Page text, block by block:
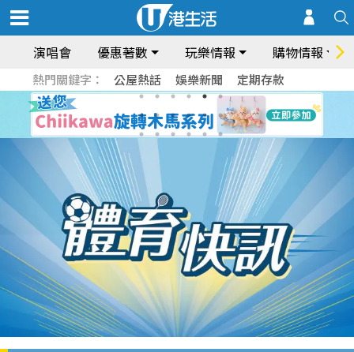
演唱會 優惠著數 玩樂情報 購物情報
熱門關鍵字： 公屋熱話 娛樂新聞 定期存款